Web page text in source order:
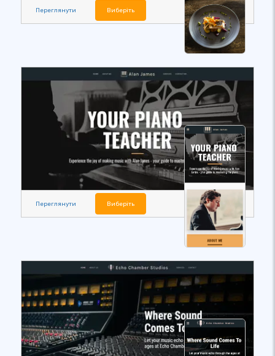
Переглянути Виберіть
Переглянути Виберіть